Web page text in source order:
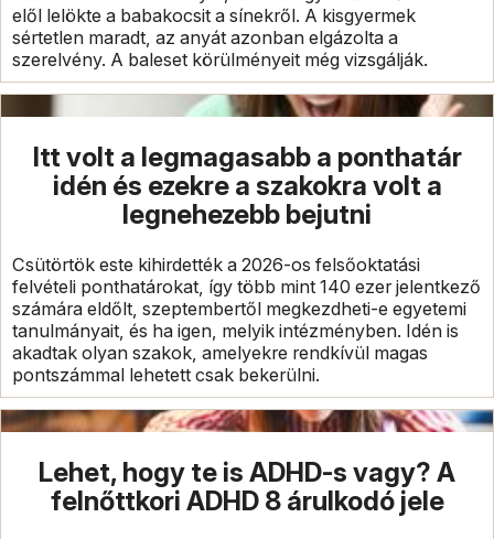
elől lelökte a babakocsit a sínekről. A kisgyermek
sértetlen maradt, az anyát azonban elgázolta a
szerelvény. A baleset körülményeit még vizsgálják.
Itt volt a legmagasabb a ponthatár
idén és ezekre a szakokra volt a
legnehezebb bejutni
Csütörtök este kihirdették a 2026-os felsőoktatási
felvételi ponthatárokat, így több mint 140 ezer jelentkező
számára eldőlt, szeptembertől megkezdheti-e egyetemi
tanulmányait, és ha igen, melyik intézményben. Idén is
akadtak olyan szakok, amelyekre rendkívül magas
pontszámmal lehetett csak bekerülni.
Lehet, hogy te is ADHD-s vagy? A
felnőttkori ADHD 8 árulkodó jele